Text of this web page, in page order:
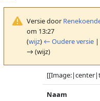
Versie door
om 13:27
(wijz) ← Oudere versie|
→ (wijz)
Naam